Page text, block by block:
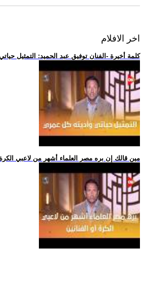
اخر الافلام
.. كلمة أخيرة -الفنان توفيق عبد الحميد: التمثيل
.. مين قالك إن بره مصر العلماء أشهر من لاعبي الكرة